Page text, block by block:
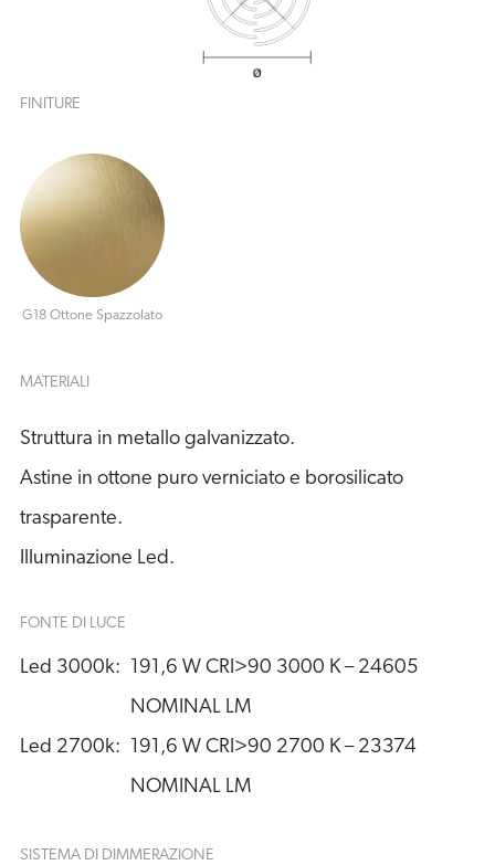
FINITURE
G18 Ottone Spazzolato
MATERIALI
Struttura in metallo galvanizzato.
Astine in ottone puro verniciato e borosilicato
trasparente.
Illuminazione Led.
FONTE DI LUCE
Led 3000k:
191,6 W CRI>90 3000 K – 24605
NOMINAL LM
Led 2700k:
191,6 W CRI>90 2700 K – 23374
NOMINAL LM
SISTEMA DI DIMMERAZIONE